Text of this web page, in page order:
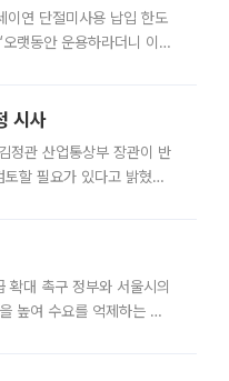
이연 단절미사용 납입 한도
랫동안 운용하라더니 이제
시사
정관 산업통상부 장관이 반
할 필요가 있다고 밝혔다.
확대 촉구 정부와 서울시의
높여 수요를 억제하는 카